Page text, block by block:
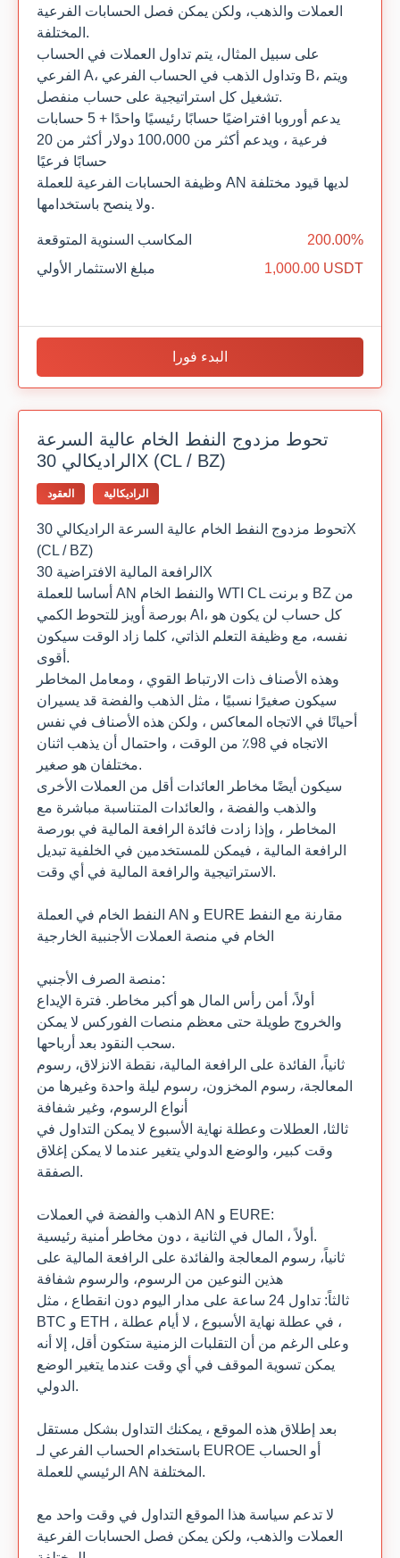
العملات والذهب، ولكن يمكن فصل الحسابات الفرعية
المختلفة.
على سبيل المثال، يتم تداول العملات في الحساب
الفرعي A، وتداول الذهب في الحساب الفرعي B، ويتم
تشغيل كل استراتيجية على حساب منفصل.
يدعم أوروبا افتراضيًا حسابًا رئيسيًا واحدًا + 5 حسابات
فرعية ، ويدعم أكثر من 100،000 دولار أكثر من 20
حسابًا فرعيًا
وظيفة الحسابات الفرعية للعملة AN لديها قيود مختلفة
ولا ينصح باستخدامها.
المكاسب السنوية المتوقعة
200.00%
مبلغ الاستثمار الأولي
1,000.00 USDT
البدء فورا
تحوط مزدوج النفط الخام عالية السرعة
الراديكالي 30X (CL / BZ)
العقود الراديكالية
تحوط مزدوج النفط الخام عالية السرعة الراديكالي 30X
(CL / BZ)
الرافعة المالية الافتراضية 30X
أساسا للعملة AN والنفط الخام WTI CL و برنت BZ من
بورصة أويز للتحوط الكمي AI، كل حساب لن يكون هو
نفسه، مع وظيفة التعلم الذاتي، كلما زاد الوقت سيكون
أقوى.
وهذه الأصناف ذات الارتباط القوي ، ومعامل المخاطر
سيكون صغيرًا نسبيًا ، مثل الذهب والفضة قد يسيران
أحيانًا في الاتجاه المعاكس ، ولكن هذه الأصناف في نفس
الاتجاه في 98٪ من الوقت ، واحتمال أن يذهب اثنان
مختلفان هو صغير.
سيكون أيضًا مخاطر العائدات أقل من العملات الأخرى
والذهب والفضة ، والعائدات المتناسبة مباشرة مع
المخاطر ، وإذا زادت فائدة الرافعة المالية في بورصة
الرافعة المالية ، فيمكن للمستخدمين في الخلفية تبديل
الاستراتيجية والرافعة المالية في أي وقت.
النفط الخام في العملة AN و EURE مقارنة مع النفط
الخام في منصة العملات الأجنبية الخارجية
منصة الصرف الأجنبي:
أولاً، أمن رأس المال هو أكبر مخاطر. فترة الإيداع
والخروج طويلة حتى معظم منصات الفوركس لا يمكن
سحب النقود بعد أرباحها.
ثانياً، الفائدة على الرافعة المالية، نقطة الانزلاق، رسوم
المعالجة، رسوم المخزون، رسوم ليلة واحدة وغيرها من
أنواع الرسوم، وغير شفافة
ثالثا، العطلات وعطلة نهاية الأسبوع لا يمكن التداول في
وقت كبير، والوضع الدولي يتغير عندما لا يمكن إغلاق
الصفقة.
الذهب والفضة في العملات AN و EURE:
أولاً ، المال في الثانية ، دون مخاطر أمنية رئيسية.
ثانياً، رسوم المعالجة والفائدة على الرافعة المالية على
هذين النوعين من الرسوم، والرسوم شفافة
ثالثاً: تداول 24 ساعة على مدار اليوم دون انقطاع ، مثل
BTC و ETH ، في عطلة نهاية الأسبوع ، لا أيام عطلة ،
وعلى الرغم من أن التقلبات الزمنية ستكون أقل، إلا أنه
يمكن تسوية الموقف في أي وقت عندما يتغير الوضع
الدولي.
بعد إطلاق هذه الموقع ، يمكنك التداول بشكل مستقل
باستخدام الحساب الفرعي لـ EUROE أو الحساب
الرئيسي للعملة AN المختلفة.
لا تدعم سياسة هذا الموقع التداول في وقت واحد مع
العملات والذهب، ولكن يمكن فصل الحسابات الفرعية